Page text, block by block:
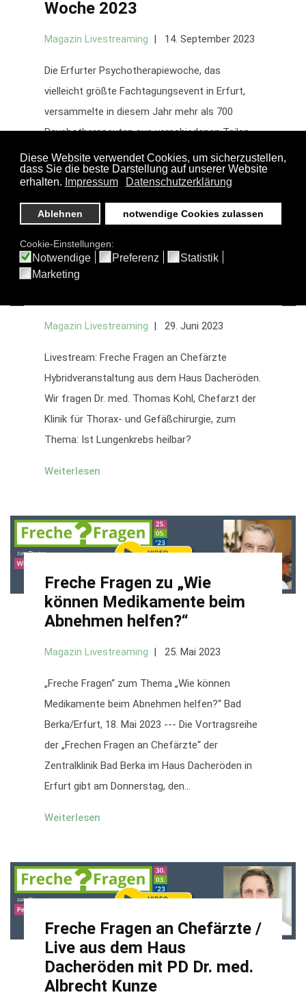
Woche 2023
Magazin Livestreaming 14. September 2023
Die Erfurter Psychotherapiewoche, das
vielleicht größte Fachtagungsevent in Erfurt,
versammelte in diesem Jahr mehr als 700
Psychotherapeuten aus verschiedenen Teilen
des Landes.
Weiterlesen
Magazin Livestreaming 29. Juni 2023
Livestream: Freche Fragen an Chefärzte
Hybridveranstaltung aus dem Haus Dacheröden.
Wir fragen Dr. med. Thomas Kohl, Chefarzt der
Klinik für Thorax- und Gefäßchirurgie, zum
Thema: Ist Lungenkrebs heilbar?
Weiterlesen
Freche Fragen zu „Wie
können Medikamente beim
Abnehmen helfen?“
Magazin Livestreaming 25. Mai 2023
„Freche Fragen“ zum Thema „Wie können
Medikamente beim Abnehmen helfen?“ Bad
Berka/Erfurt, 18. Mai 2023 --- Die Vortragsreihe
der „Frechen Fragen an Chefärzte“ der
Zentralklinik Bad Berka im Haus Dacheröden in
Erfurt gibt am Donnerstag, den...
Weiterlesen
Freche Fragen an Chefärzte /
Live aus dem Haus
Dacheröden mit PD Dr. med.
Albrecht Kunze